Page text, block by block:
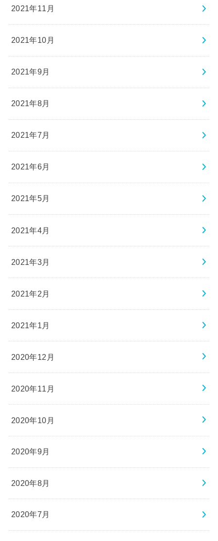
2021年11月
2021年10月
2021年9月
2021年8月
2021年7月
2021年6月
2021年5月
2021年4月
2021年3月
2021年2月
2021年1月
2020年12月
2020年11月
2020年10月
2020年9月
2020年8月
2020年7月